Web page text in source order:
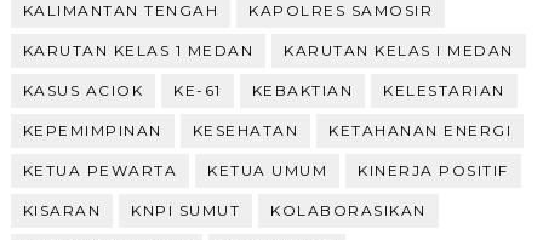
KALIMANTAN TENGAH KAPOLRES SAMOSIR
KARUTAN KELAS 1 MEDAN KARUTAN KELAS I MEDAN
KASUS ACIOK KE-61 KEBAKTIAN KELESTARIAN
KEPEMIMPINAN KESEHATAN KETAHANAN ENERGI
KETUA PEWARTA KETUA UMUM KINERJA POSITIF
KISARAN KNPI SUMUT KOLABORASIKAN